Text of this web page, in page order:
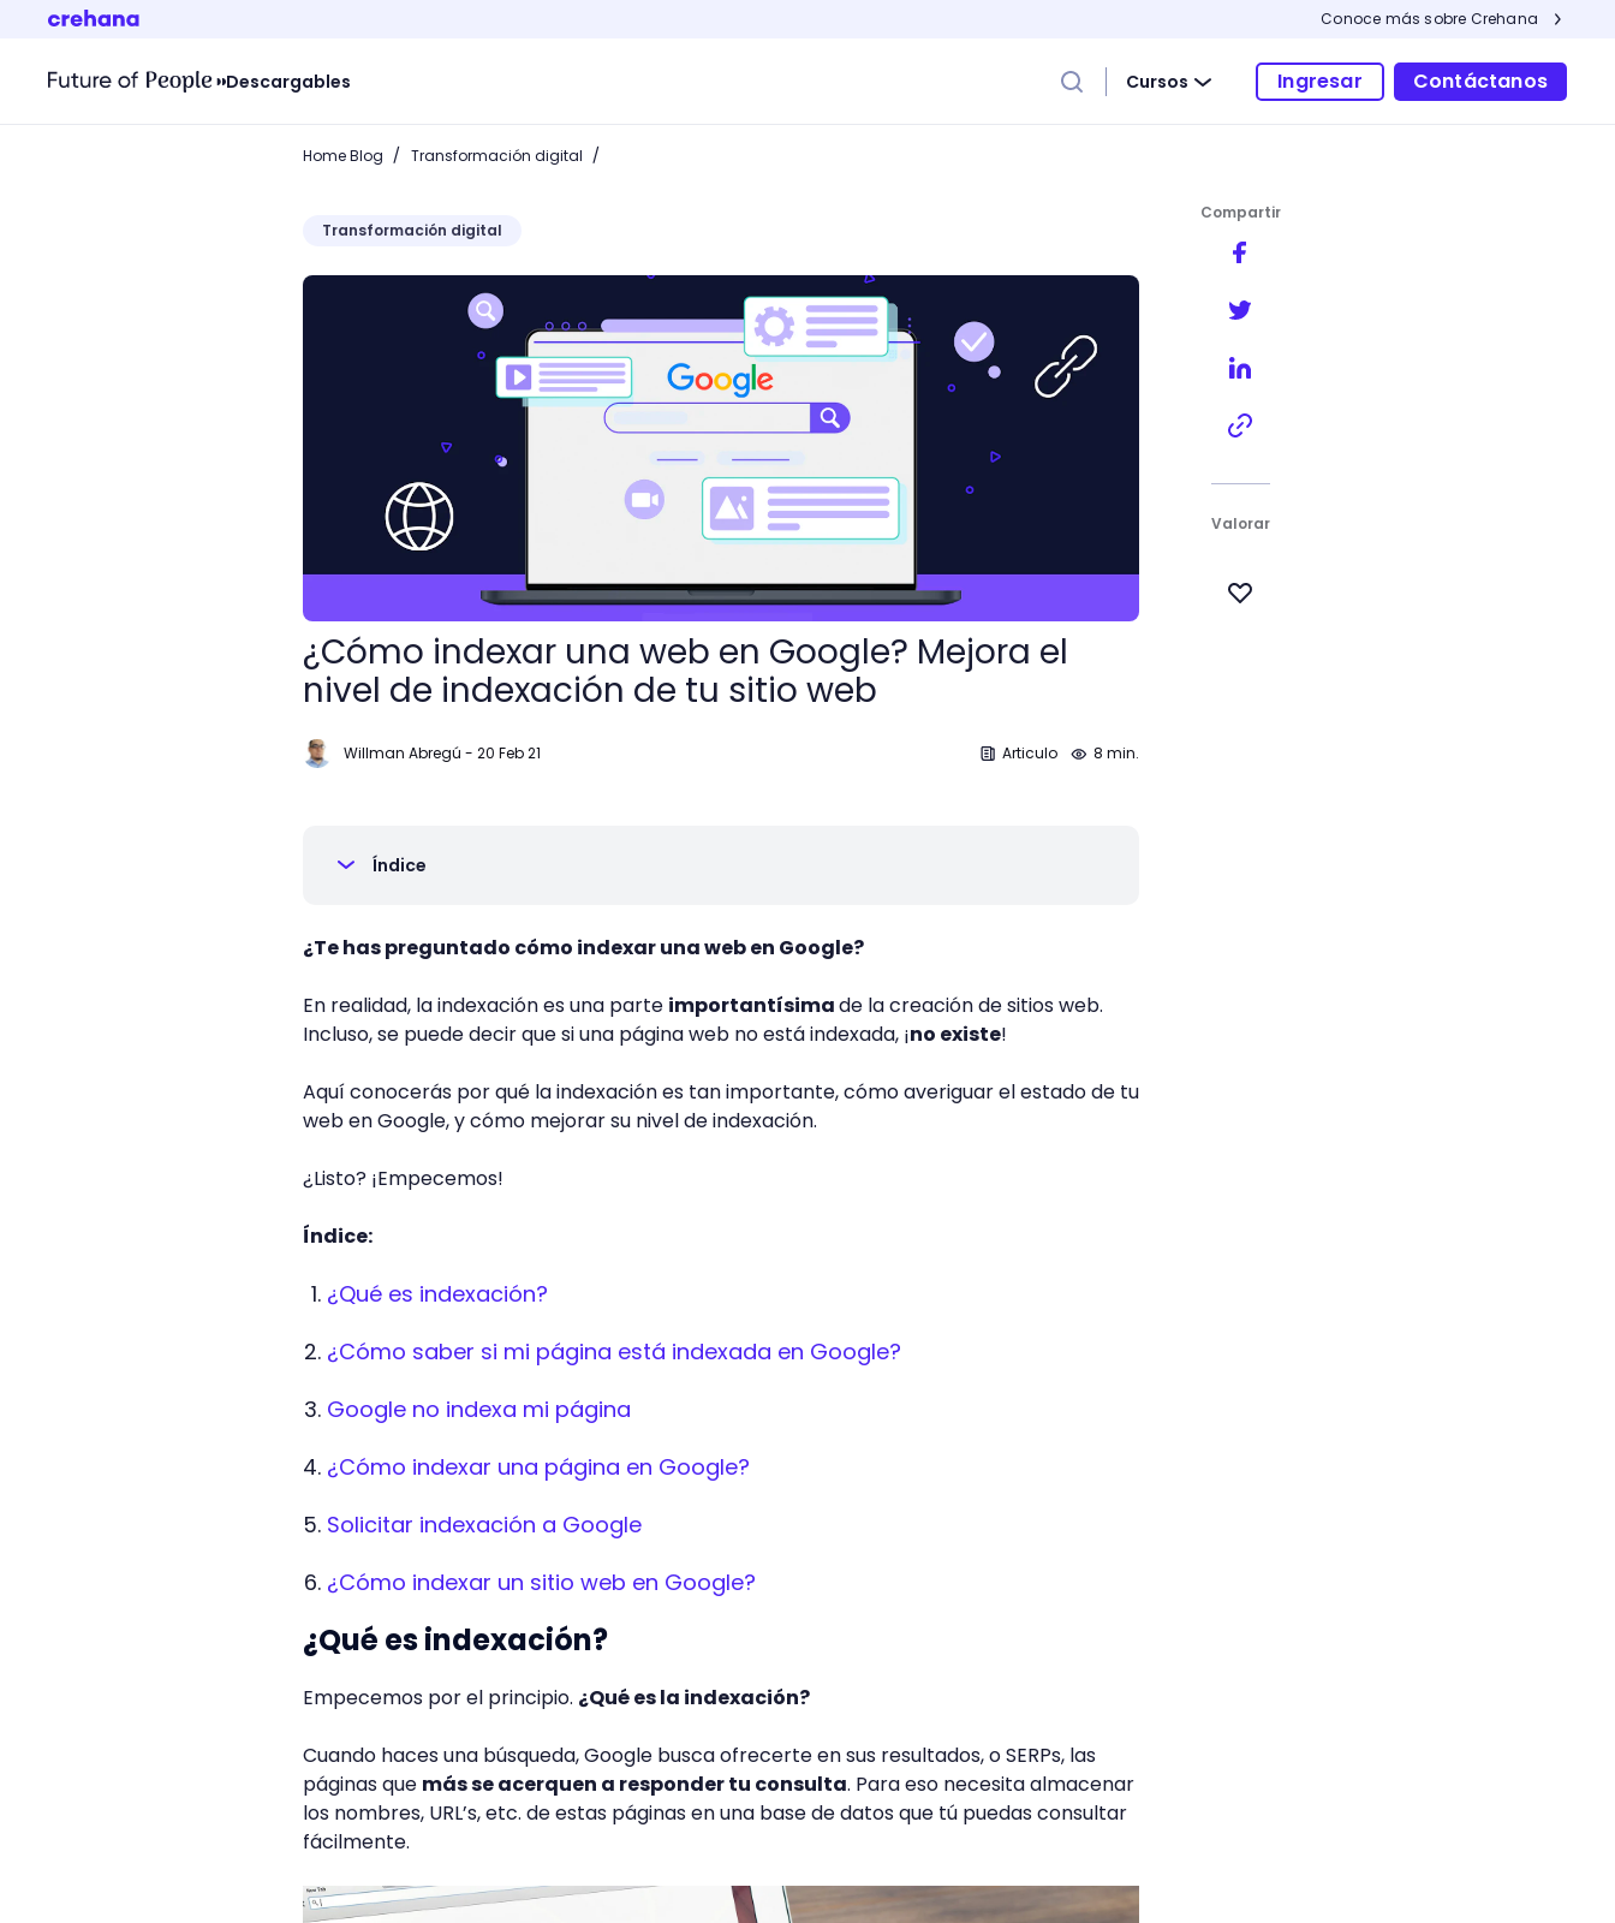
Conoce más sobre Crehana
Descargables Cursos Ingresar Contáctanos
Home Blog / Transformación digital /
Transformación digital
¿Cómo indexar una web en Google? Mejora el nivel de indexación de tu sitio web
¿Cómo indexar una web en Google? Mejora el
nivel de indexación de tu sitio web
Willman Abregú - 20 Feb 21 Articulo 8 min.
Índice
¿Te has preguntado cómo indexar una web en Google?
En realidad, la indexación es una parte importantísimade la creación de sitios web.
Incluso, se puede decir que si una página web no está indexada, ¡no existe!
Aquí conocerás por qué la indexación es tan importante, cómo averiguar el estado de tu
web en Google, y cómo mejorar su nivel de indexación.
¿Listo? ¡Empecemos!
Índice:
¿Qué es indexación?
¿Cómo saber si mi página está indexada en Google?
Google no indexa mi página
¿Cómo indexar una página en Google?
Solicitar indexación a Google
¿Cómo indexar un sitio web en Google?
¿Qué es indexación?
Empecemos por el principio. ¿Qué es la indexación?
Cuando haces una búsqueda, Google busca ofrecerte en sus resultados, o SERPs, las
páginas que más se acerquen a responder tu consulta. Para eso necesita almacenar
los nombres, URL’s, etc. de estas páginas en una base de datos que tú puedas consultar
fácilmente.
Compartir
Valorar